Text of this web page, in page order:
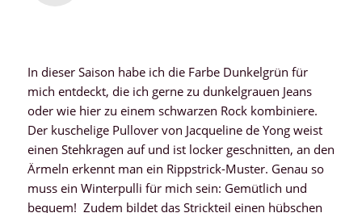
In dieser Saison habe ich die Farbe Dunkelgrün für
mich entdeckt, die ich gerne zu dunkelgrauen Jeans
oder wie hier zu einem schwarzen Rock kombiniere.
Der kuschelige Pullover von Jacqueline de Yong weist
einen Stehkragen auf und ist locker geschnitten, an den
Ärmeln erkennt man ein Rippstrick-Muster. Genau so
muss ein Winterpulli für mich sein: Gemütlich und
bequem! Zudem bildet das Strickteil einen hübschen